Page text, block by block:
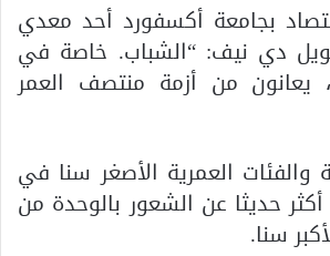
بجامعة أكسفورد أحد معدي
دي نيف: “الشباب. خاصة في
يعانون من أزمة منتصف العمر
والفئات العمرية الأصغر سنا في
أكثر حديثا عن الشعور بالوحدة من
سنا.